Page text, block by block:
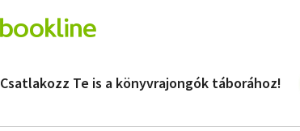
Csatlakozz Te is a könyvrajongók táborához!